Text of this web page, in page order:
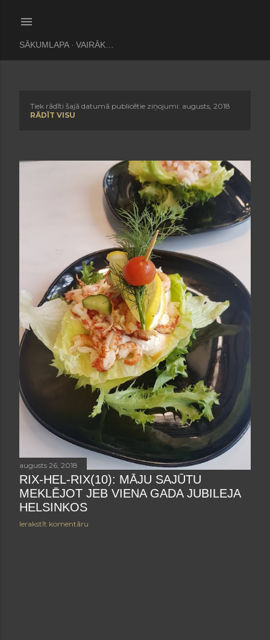
SĀKUMLAPA VAIRĀK…
ņ
Tiek rādīti šajā datumā publicētie ziņojumi: augusts, 2018
RĀDĪT VISU
augusts 26, 2018
RIX-HEL-RIX(10): MĀJU SAJŪTU
MEKLĒJOT JEB VIENA GADA JUBILEJA
HELSINKOS
Ierakstīt komentāru